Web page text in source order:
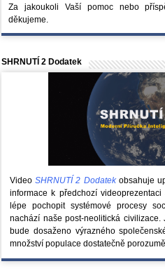
Za jakoukoli Vaší pomoc nebo
děkujeme.
SHRNUTÍ 2 Dodatek
VideoSHRNUTÍ 2 Dodatekobsahuje
informace k předchozí videoprezentaci
lépe pochopit systémové procesy
nachází naše post-neolitická
bude dosaženo výrazného
množství populace dostatečně